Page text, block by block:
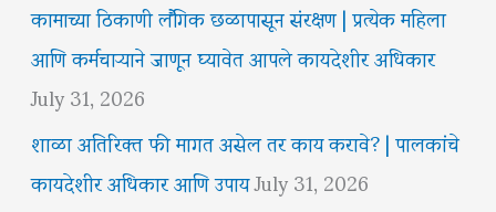
कामाच्या ठिकाणी लैंगिक छळापासून संरक्षण | प्रत्येक महिला
आणि कर्मचाऱ्याने जाणून घ्यावेत आपले कायदेशीर अधिकार
July 31, 2026
शाळा अतिरिक्त फी मागत असेल तर काय करावे? | पालकांचे
कायदेशीर अधिकार आणि उपायJuly 31, 2026